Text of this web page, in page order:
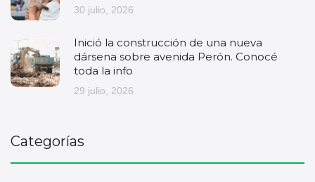
30 julio, 2026
Inició la construcción de una nueva
dársena sobre avenida Perón. Conocé
toda la info
29 julio, 2026
Categorías